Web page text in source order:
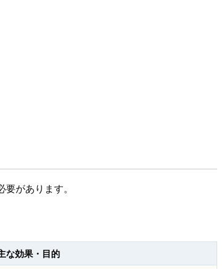
があります。
な効果・目的